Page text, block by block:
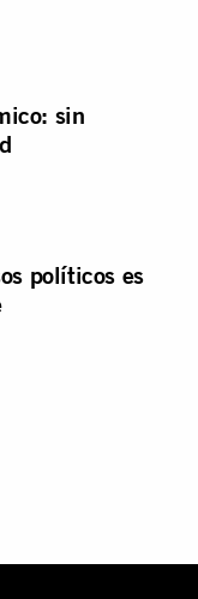
sin
políticos es